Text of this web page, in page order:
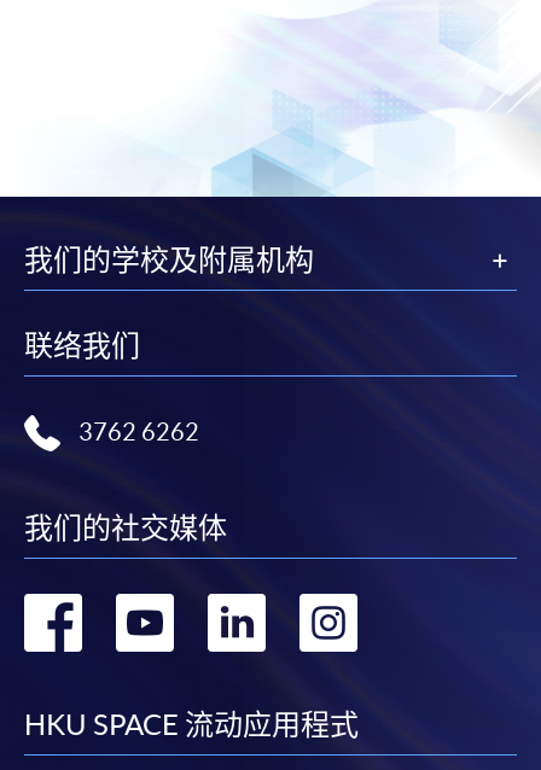
我们的学校及附属机构
联络我们
3762 6262
我们的社交媒体
转
facebook
转
youtube
转
linkedin
转
HKU SPACE 流动应用程式